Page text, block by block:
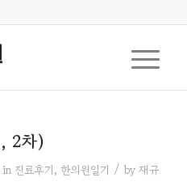
2차)
in 진료후기, 한의원일기 / by 재규